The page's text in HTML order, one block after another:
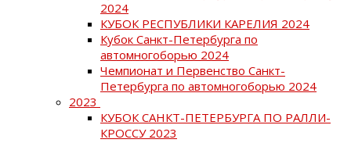
2024
КУБОК РЕСПУБЛИКИ КАРЕЛИЯ 2024
Кубок Санкт-Петербурга по
автомногоборью 2024
Чемпионат и Первенство Санкт-
Петербурга по автомногоборью 2024
2023
КУБОК САНКТ-ПЕТЕРБУРГА ПО РАЛЛИ-
КРОССУ 2023